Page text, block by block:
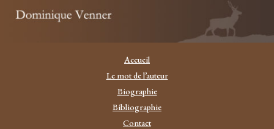
Accueil
Le mot de l’auteur
Biographie
Bibliographie
Contact